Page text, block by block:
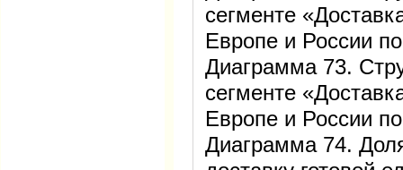
сегменте
Европе и России
Диаграмма 73.
сегменте
Европе и России
Диаграмма 74.